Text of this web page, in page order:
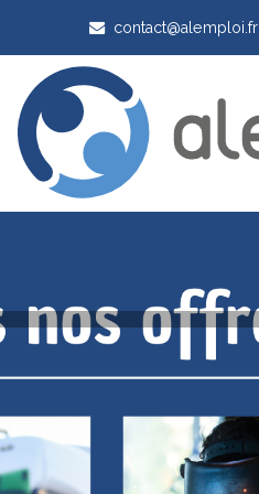
contact@alemploi.fr